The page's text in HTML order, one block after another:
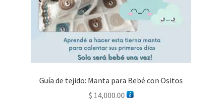
Guía de tejido: Manta para Bebé con Ositos
$ 14,000.00